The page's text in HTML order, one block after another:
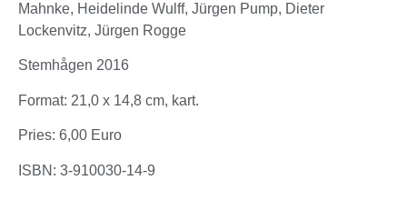
Mahnke, Heidelinde Wulff, Jürgen Pump, Dieter
Lockenvitz, Jürgen Rogge
Stemhågen 2016
Format: 21,0 x 14,8 cm, kart.
Pries: 6,00 Euro
ISBN: 3-910030-14-9